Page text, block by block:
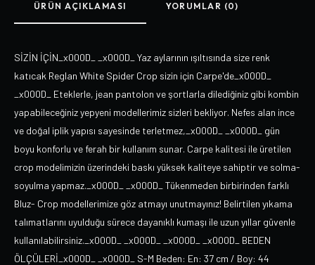
ÜRÜN AÇIKLAMASI YORUMLAR (0)
SİZİN İÇİN_x000D_ _x000D_ Yaz aylarının ışıltısında size renk
katıcak Reglan White Spider Crop sizin için Carpe'de_x000D_
_x000D_ Eteklerle, jean pantolon ve şortlarla dilediğiniz gibi kombin
yapabileceğiniz yepyeni modellerimiz sizleri bekliyor. Nefes alan ince
ve doğal iplik yapısı sayesinde terletmez,_x000D_ _x000D_ gün
boyu konforlu ve ferah bir kullanım sunar. Carpe kalitesi ile üretilen
crop modelimizin üzerindeki baskı yüksek kaliteye sahiptir ve solma-
soyulma yapmaz._x000D_ _x000D_ Tükenmeden birbirinden farklı
Bluz- Crop modellerimize göz atmayı unutmayınız! Belirtilen yıkama
talımatlarını uyulduğu sürece dayanıklı kumaşı ile uzun yıllar güvenle
kullanılabilirsiniz._x000D_ _x000D_ _x000D_ _x000D_ BEDEN
ÖLÇÜLERİ_x000D_ _x000D_ S-M Beden: En: 37 cm / Boy: 44